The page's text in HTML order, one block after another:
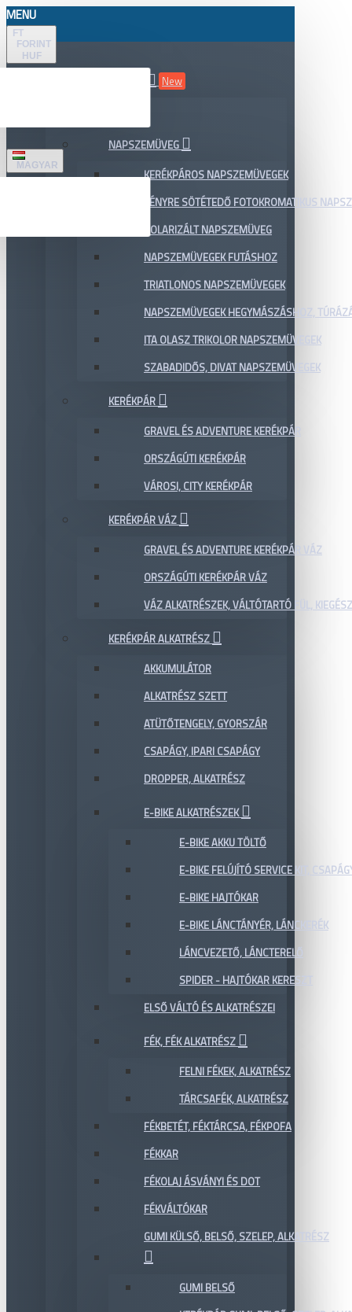
MENU
FT
FORINT
HUF
MAGYAR
New
NAPSZEMÜVEG
KERÉKPÁROS NAPSZEMÜVEGEK
FÉNYRE SÖTÉTEDŐ FOTOKROMATIKUS
POLARIZÁLT NAPSZEMÜVEG
NAPSZEMÜVEGEK FUTÁSHOZ
TRIATLONOS NAPSZEMÜVEGEK
NAPSZEMÜVEGEK HEGYMÁSZÁSHOZ,
ITA OLASZ TRIKOLOR NAPSZEMÜVEGEK
SZABADIDŐS, DIVAT NAPSZEMÜVEGEK
KERÉKPÁR
GRAVEL ÉS ADVENTURE KERÉKPÁR
ORSZÁGÚTI KERÉKPÁR
VÁROSI, CITY KERÉKPÁR
KERÉKPÁR VÁZ
GRAVEL ÉS ADVENTURE KERÉKPÁR VÁZ
ORSZÁGÚTI KERÉKPÁR VÁZ
VÁZ ALKATRÉSZEK, VÁLTÓTARTÓ FÜL,
KERÉKPÁR ALKATRÉSZ
AKKUMULÁTOR
ALKATRÉSZ SZETT
ATÜTŐTENGELY, GYORSZÁR
CSAPÁGY, IPARI CSAPÁGY
DROPPER, ALKATRÉSZ
E-BIKE ALKATRÉSZEK
E-BIKE AKKU TÖLTŐ
E-BIKE FELÚJÍTÓ SERVICE KIT,
E-BIKE HAJTÓKAR
E-BIKE LÁNCTÁNYÉR, LÁNCKERÉK
LÁNCVEZETŐ, LÁNCTERELŐ
SPIDER - HAJTÓKAR KERESZT
ELSŐ VÁLTÓ ÉS ALKATRÉSZEI
FÉK, FÉK ALKATRÉSZ
FELNI FÉKEK, ALKATRÉSZ
TÁRCSAFÉK, ALKATRÉSZ
FÉKBETÉT, FÉKTÁRCSA, FÉKPOFA
FÉKKAR
FÉKOLAJ ÁSVÁNYI ÉS DOT
FÉKVÁLTÓKAR
GUMI KÜLSŐ, BELSŐ, SZELEP, ALKATRÉSZ
GUMI BELSŐ